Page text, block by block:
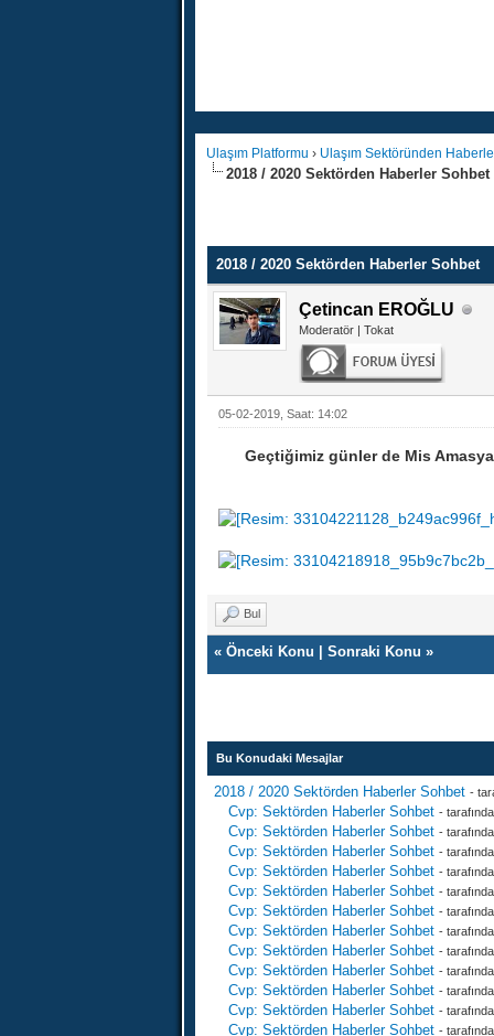
Ulaşım Platformu › Ulaşım Sektöründen
2018 / 2020 Sektörden Haberler Sohbet
2018 / 2020 Sektörden Haberler Sohbet
Çetincan EROĞLU
Moderatör | Tokat
05-02-2019, Saat: 14:02
Geçtiğimiz günler de Mis
Bul
« Önceki Konu Sonraki Konu »
Bu Konudaki Mesajlar
2018 / 2020 Sektörden Haberler Sohbet -
Cvp: Sektörden Haberler Sohbet -
Cvp: Sektörden Haberler Sohbet -
Cvp: Sektörden Haberler Sohbet -
Cvp: Sektörden Haberler Sohbet -
Cvp: Sektörden Haberler Sohbet -
Cvp: Sektörden Haberler Sohbet -
Cvp: Sektörden Haberler Sohbet -
Cvp: Sektörden Haberler Sohbet -
Cvp: Sektörden Haberler Sohbet -
Cvp: Sektörden Haberler Sohbet -
Cvp: Sektörden Haberler Sohbet -
Cvp: Sektörden Haberler Sohbet -